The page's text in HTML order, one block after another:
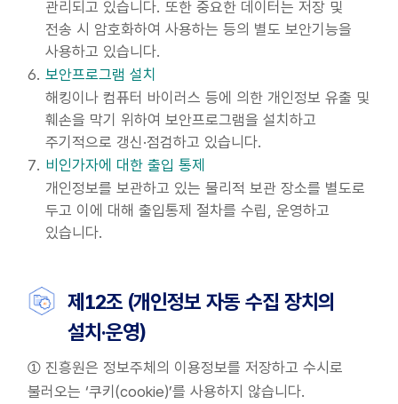
관리되고 있습니다. 또한 중요한 데이터는 저장 및
전송 시 암호화하여 사용하는 등의 별도 보안기능을
사용하고 있습니다.
보안프로그램 설치
해킹이나 컴퓨터 바이러스 등에 의한 개인정보 유출 및
훼손을 막기 위하여 보안프로그램을 설치하고
주기적으로 갱신·점검하고 있습니다.
비인가자에 대한 출입 통제
개인정보를 보관하고 있는 물리적 보관 장소를 별도로
두고 이에 대해 출입통제 절차를 수립, 운영하고
있습니다.
제12조 (개인정보 자동 수집 장치의
설치·운영)
① 진흥원은 정보주체의 이용정보를 저장하고 수시로
불러오는 ‘쿠키(cookie)’를 사용하지 않습니다.